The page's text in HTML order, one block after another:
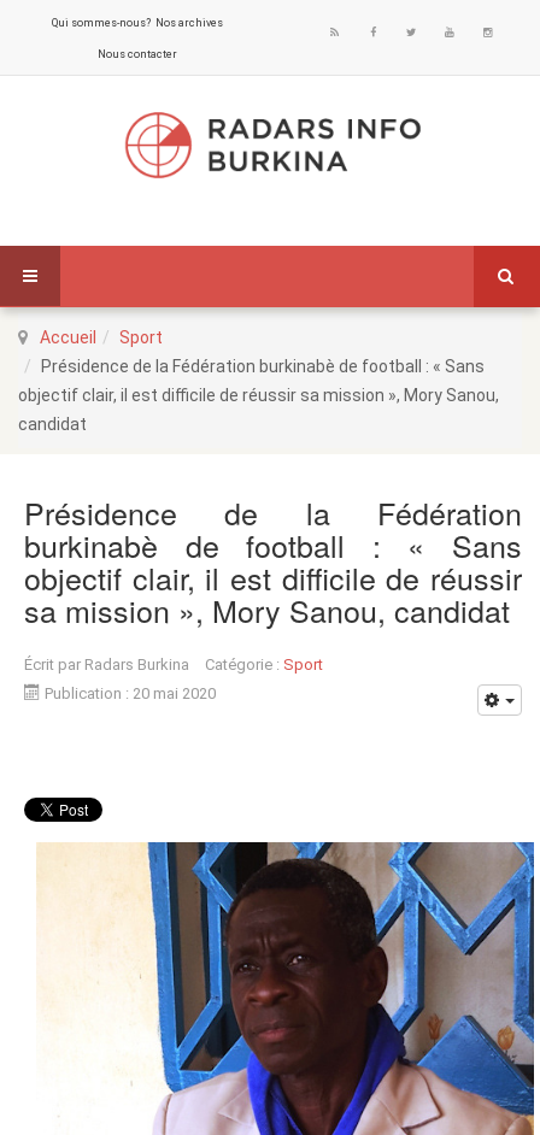
Qui sommes-nous? Nos archives
Nous contacter
Accueil
Sport
Présidence de la Fédération burkinabè de football : « Sans
objectif clair, il est difficile de réussir sa mission », Mory Sanou,
candidat
Présidence de la Fédération
burkinabè de football : « Sans
objectif clair, il est difficile de réussir
sa mission », Mory Sanou, candidat
Écrit par Radars Burkina Catégorie : Sport
Publication : 20 mai 2020